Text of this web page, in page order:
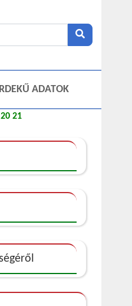
ADATOK
21